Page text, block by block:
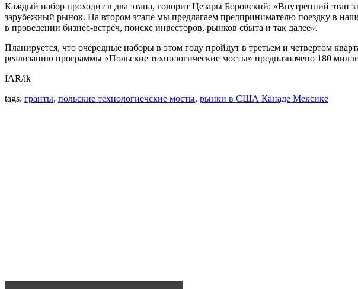
Каждый набор проходит в два этапа, говорит Цезары Боровский: «Внутренний этап
зарубежный рынок. На втором этапе мы предлагаем предпринимателю поездку в
в проведении бизнес-встреч, поиске инвесторов, рынков сбыта и так далее».
Планируется, что очередные наборы в этом году пройдут в третьем и четвертом
реализацию программы «Польские технологические мосты» предназначено 180
IAR/ik
tags: гранты, польские технологиечские мосты, рынки в США Канаде Мексике